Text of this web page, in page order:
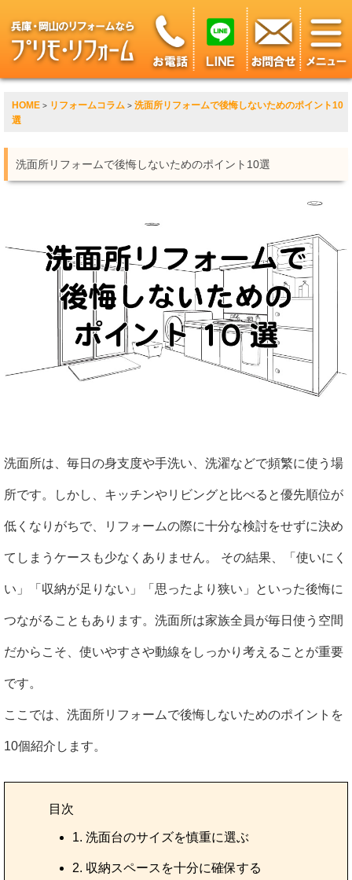
HOME > リフォームコラム > 洗面所リフォームで後悔しないためのポイント10
選
洗面所リフォームで後悔しないためのポイント10選
洗面所は、毎日の身支度や手洗い、洗濯などで頻繁に使う場
所です。しかし、キッチンやリビングと比べると優先順位が
低くなりがちで、リフォームの際に十分な検討をせずに決め
てしまうケースも少なくありません。 その結果、「使いにく
い」「収納が足りない」「思ったより狭い」といった後悔に
つながることもあります。洗面所は家族全員が毎日使う空間
だからこそ、使いやすさや動線をしっかり考えることが重要
です。
ここでは、洗面所リフォームで後悔しないためのポイントを
10個紹介します。
目次
1. 洗面台のサイズを慎重に選ぶ
2. 収納スペースを十分に確保する